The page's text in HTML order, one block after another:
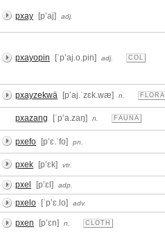
pxay [pʼaj] adj.
pxayopin [ˈpʼaj.o.pin] adj. COL
pxayzekwä
[pʼaj.ˈzɛk.wæ] n. FLORA
pxazang
[ˈpʼa.zaŋ] n. FAUNA
pxefo
[pʼɛ.ˈfo] pn.
pxek
[pʼɛk] vtr.
pxel
[pʼɛl] adp.
pxelo
[ˈpʼɛ.lo] adv.
pxen [pʼɛn] n. CLOTH